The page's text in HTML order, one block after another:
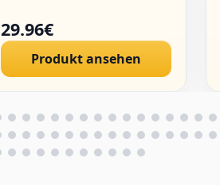
29.96€
Produkt ansehen